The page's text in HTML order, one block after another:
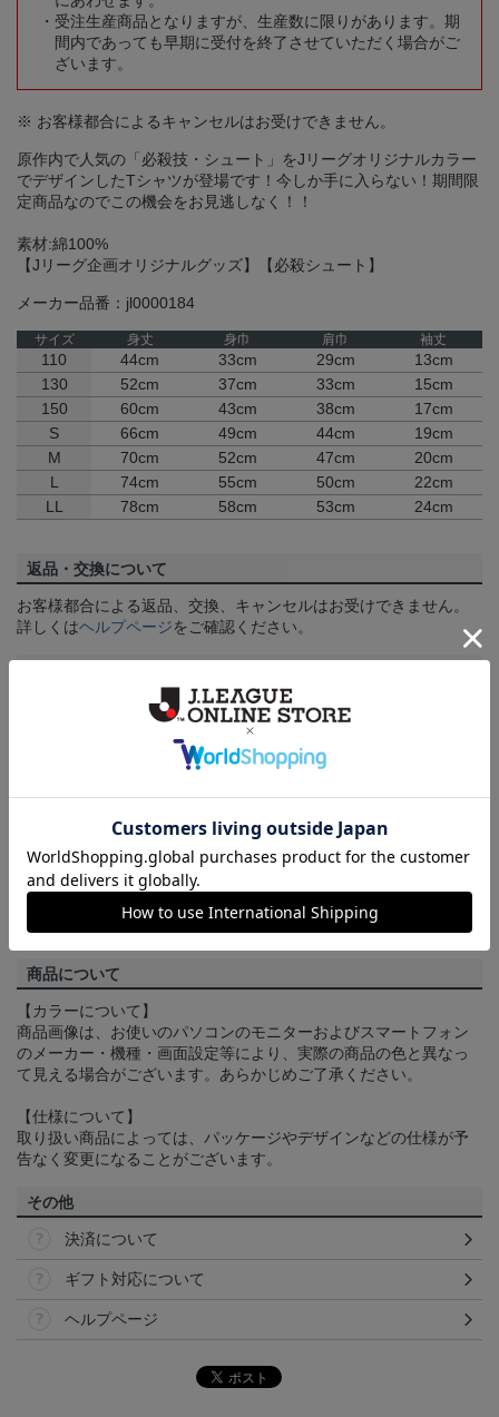
受注生産商品となりますが、生産数に限りがあります。期
間内であっても早期に受付を終了させていただく場合がご
ざいます。
※ お客様都合によるキャンセルはお受けできません。
原作内で人気の「必殺技・シュート」をJリーグオリジナルカラー
でデザインしたTシャツが登場です！今しか手に入らない！期間限
定商品なのでこの機会をお見逃しなく！！
素材:綿100%
【Jリーグ企画オリジナルグッズ】【必殺シュート】
メーカー品番：jl0000184
サイズ 身丈 身巾 肩巾 袖丈
110 44cm 33cm 29cm
13cm
130
52cm 37cm 33cm
15cm
150
60cm 43cm 38cm
17cm
S
66cm 49cm 44cm
19cm
M
70cm 52cm 47cm
20cm
L
74cm 55cm 50cm
22cm
LL
78cm 58cm 53cm 24cm
返品・交換について
お客様都合による返品、交換、キャンセルはお受けできません。
詳しくはヘルプページをご確認ください。
買い物かごに入れるだけでは在庫は確保されませんので、お早め
にご購入手続きをお済ませください。
をご確認ください。
配送方法について
一部商品はメール便でのお届けとなる場合がございます。詳しく
はヘルプページをご確認ください。
商品について
【カラーについて】
商品画像は、お使いのパソコンのモニターおよびスマートフォン
のメーカー・機種・画面設定等により、実際の商品の色と異なっ
て見える場合がございます。あらかじめご了承ください。
【仕様について】
取り扱い商品によっては、パッケージやデザインなどの仕様が予
告なく変更になることがございます。
その他
決済について
ギフト対応について
ヘルプページ